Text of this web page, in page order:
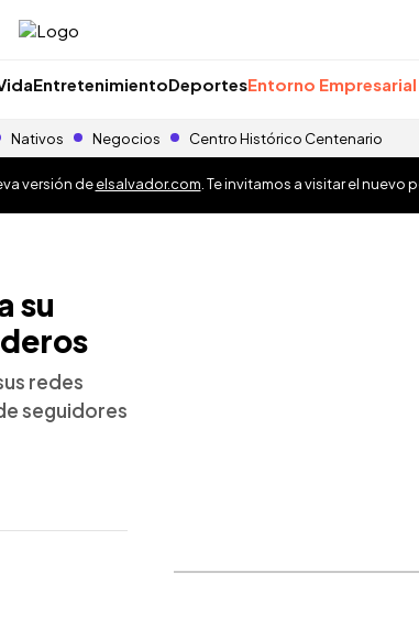
EntretenimientoDeportesEntorno Empresarial
Nativos Negocios Centro Histórico Centenario
versión deelsalvador.com . Te invitamos a visitar el
su
redes
seguidores